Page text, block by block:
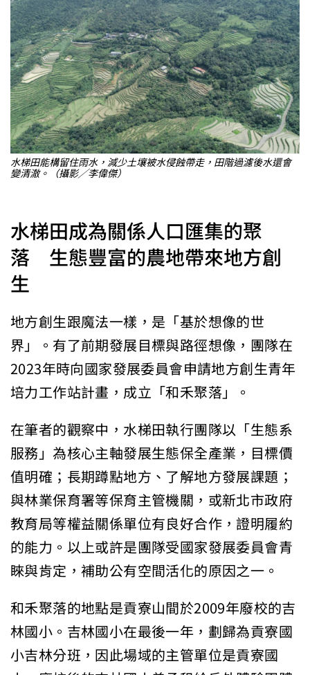
水梯田能構留住雨水，減少土壤被水侵蝕帶走，田階過濾後水還會
變清澈。（攝影╱李偉傑）
水梯田成為關係人口匯集的聚
落 生態豐富的農地帶來地方創
生
地方創生跟魔法一樣，是「基於想像的世
界」。有了前期發展目標與路徑想像，團隊在
2023年時向國家發展委員會申請地方創生青年
培力工作站計畫，成立「和禾聚落」。
在筆者的觀察中，水梯田執行團隊以「生態系
服務」為核心主軸發展生態保全產業，目標價
值明確；長期蹲點地方、了解地方發展課題；
與林業保育署等保育主管機關，或新北市政府
教育局等權益關係單位有良好合作，證明履約
的能力。以上或許是團隊受國家發展委員會青
睞與肯定，補助公有空間活化的原因之一。
和禾聚落的地點是貢寮山間於2009年廢校的吉
林國小。吉林國小在最後一年，劃歸為貢寮國
小吉林分班，因此場域的主管單位是貢寮國